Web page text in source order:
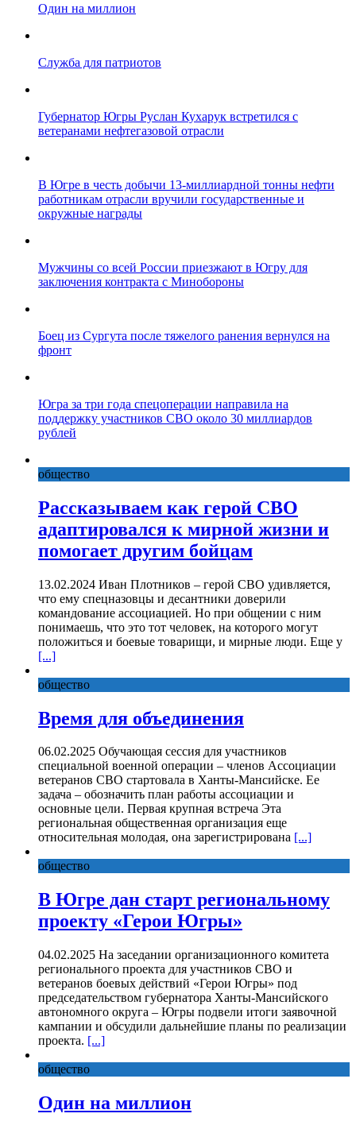
Один на миллион
Служба для патриотов
Губернатор Югры Руслан Кухарук встретился с
ветеранами нефтегазовой отрасли
В Югре в честь добычи 13-миллиардной тонны нефти
работникам отрасли вручили государственные и
окружные награды
Мужчины со всей России приезжают в Югру для
заключения контракта с Минобороны
Боец из Сургута после тяжелого ранения вернулся на
фронт
Югра за три года спецоперации направила на
поддержку участников СВО около 30 миллиардов
рублей
общество
Рассказываем как герой СВО
адаптировался к мирной жизни и
помогает другим бойцам
13.02.2024 Иван Плотников – герой СВО удивляется,
что ему спецназовцы и десантники доверили
командование ассоциацией. Но при общении с ним
понимаешь, что это тот человек, на которого могут
положиться и боевые товарищи, и мирные люди. Еще у
[...]
общество
Время для объединения
06.02.2025 Обучающая сессия для участников
специальной военной операции – членов Ассоциации
ветеранов СВО стартовала в Ханты-Мансийске. Ее
задача – обозначить план работы ассоциации и
основные цели. Первая крупная встреча Эта
региональная общественная организация еще
относительная молодая, она зарегистрирована [...]
общество
В Югре дан старт региональному
проекту «Герои Югры»
04.02.2025 На заседании организационного комитета
регионального проекта для участников СВО и
ветеранов боевых действий «Герои Югры» под
председательством губернатора Ханты-Мансийского
автономного округа – Югры подвели итоги заявочной
кампании и обсудили дальнейшие планы по реализации
проекта. [...]
общество
Один на миллион